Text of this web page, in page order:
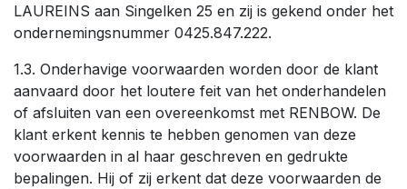
LAUREINS aan Singelken 25 en zij is gekend onder het
ondernemingsnummer 0425.847.222.
1.3. Onderhavige voorwaarden worden door de klant
aanvaard door het loutere feit van het onderhandelen
of afsluiten van een overeenkomst met RENBOW. De
klant erkent kennis te hebben genomen van deze
voorwaarden in al haar geschreven en gedrukte
bepalingen. Hij of zij erkent dat deze voorwaarden de